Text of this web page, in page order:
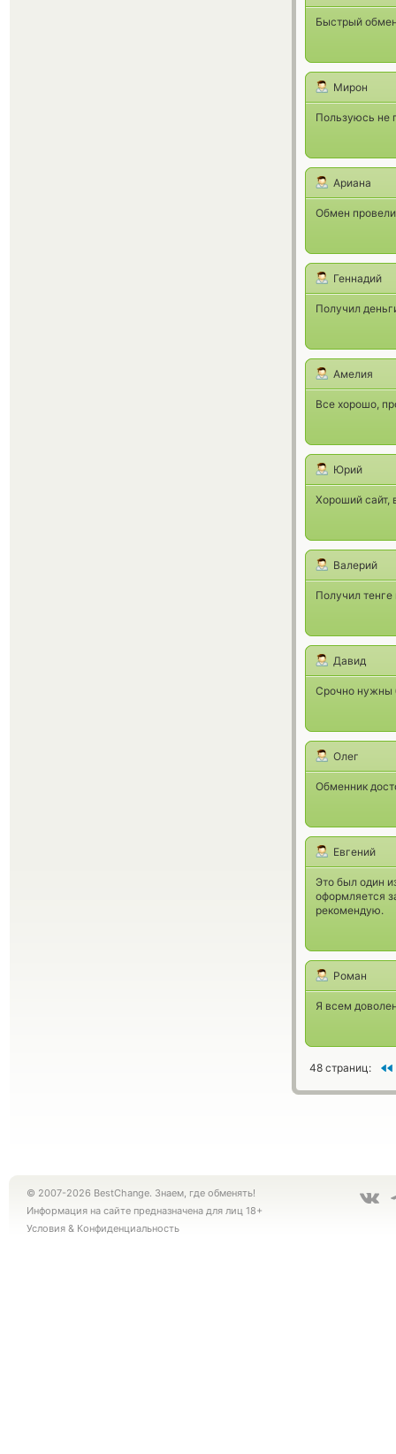
Быстрый
Мирон
Пользуюсь не
Ариана
Обмен
Геннадий
Получил
Амелия
Все хорошо,
Юрий
Хороший сайт,
Валерий
Получил
Давид
Срочно нужны
Олег
Обменник
Евгений
Это был один
оформляется
рекомендую.
Роман
Я всем
48 страниц:
© 2007-2026 BestChange. Знаем, где обменять!
Информация на сайте предназначена для лиц 18+
Условия & Конфиденциальность